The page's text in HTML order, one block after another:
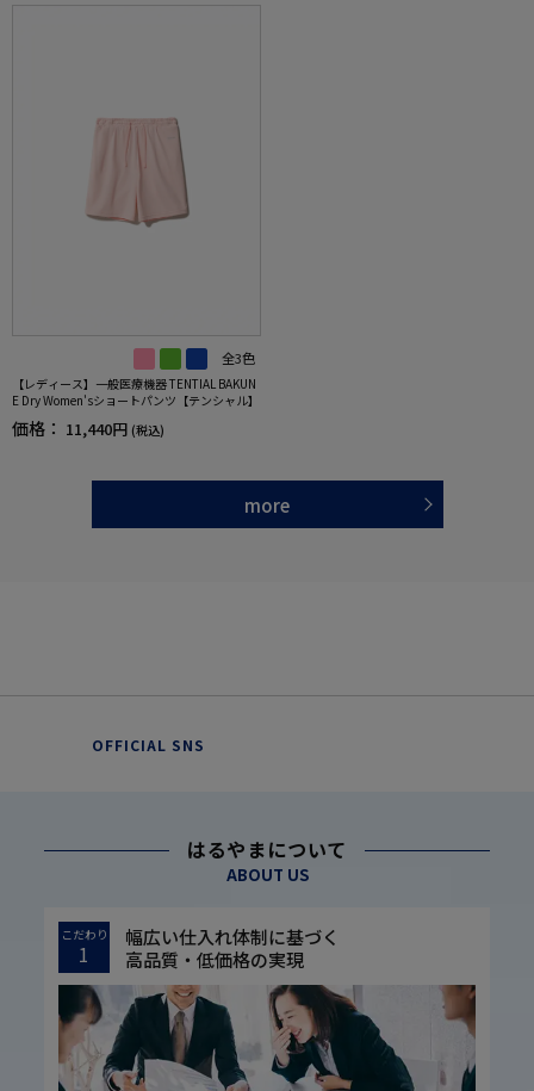
全3色
【レディース】一般医療機器 TENTIAL BAKUN
E Dry Women'sショートパンツ【テンシャル】
価格： 11,440円 (税込)
more
OFFICIAL SNS
はるやまについて
ABOUT US
こだわり
1
幅広い仕入れ体制に基づく
高品質・低価格の実現